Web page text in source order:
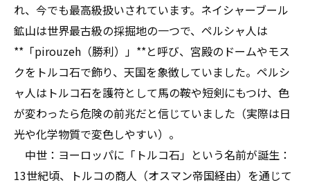
れ、今でも最高級扱いされています。ネイシャーブール
鉱山は世界最古級の採掘地の一つで、ペルシャ人は
**「pirouzeh（勝利）」**と呼び、宮殿のドームやモス
クをトルコ石で飾り、天国を象徴していました。ペルシ
ャ人はトルコ石を護符として馬の鞍や短剣にもつけ、色
が変わったら危険の前兆だと信じていました（実際は日
光や化学物質で変色しやすい）。
中世：ヨーロッパに「トルコ石」という名前が誕生：
13世紀頃、トルコの商人（オスマン帝国経由）を通じて